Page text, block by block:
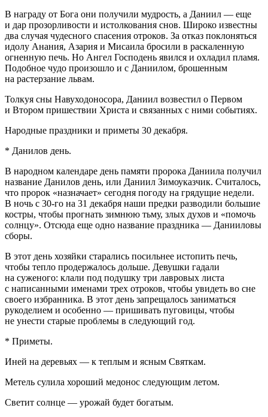
В награду от Бога они получили мудрость, а Даниил — еще
и дар прозорливости и истолкования снов. Широко известны
два случая чудесного спасения отроков. За отказ поклоняться
идолу Анания, Азария и Мисаила бросили в раскаленную
огненную печь. Но Ангел Господень явился и охладил пламя.
Подобное чудо произошло и с Даниилом, брошенным
на растерзание львам.
Толкуя сны Навуходоносора, Даниил возвестил о Первом
и Втором пришествии Христа и связанных с ними событиях.
Народные праздники и приметы 30 декабря.
* Данилов день.
В народном календаре день памяти пророка Даниила получил
название Данилов день, или Даниил Зимоуказчик. Считалось,
что пророк «назначает» сегодня погоду на грядущие недели.
В ночь с 30-го на 31 декабря наши предки разводили большие
костры, чтобы прогнать зимнюю тьму, злых духов и «помочь
солнцу». Отсюда еще одно название праздника — Данииловы
сборы.
В этот день хозяйки старались посильнее истопить печь,
чтобы тепло продержалось дольше. Девушки гадали
на суженого: клали под подушку три лавровых листа
с написанными именами трех отроков, чтобы увидеть во сне
своего избранника. В этот день запрещалось заниматься
рукоделием и особенно — пришивать пуговицы, чтобы
не унести старые проблемы в следующий год.
* Приметы.
Иней на деревьях — к теплым и ясным Святкам.
Метель сулила хороший медонос следующим летом.
Светит солнце — урожай будет богатым.